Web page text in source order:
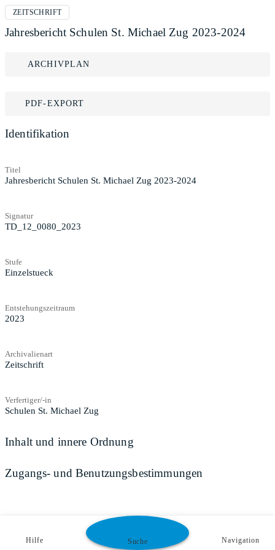
ZEITSCHRIFT
Jahresbericht Schulen St. Michael Zug 2023-2024
ARCHIVPLAN
PDF-EXPORT
Identifikation
Titel
Jahresbericht Schulen St. Michael Zug 2023-2024
Signatur
TD_12_0080_2023
Stufe
Einzelstueck
Entstehungszeitraum
2023
Archivalienart
Zeitschrift
Verfertiger/-in
Schulen St. Michael Zug
Inhalt und innere Ordnung
Zugangs- und Benutzungsbestimmungen
Hilfe Suche Navigation